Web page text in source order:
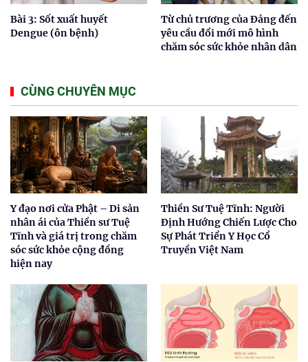
Bài 3: Sốt xuất huyết
Dengue (ôn bệnh)
Từ chủ trương của Đảng đến
yêu cầu đổi mới mô hình
chăm sóc sức khỏe nhân dân
CÙNG CHUYÊN MỤC
Y đạo nơi cửa Phật – Di sản
nhân ái của Thiền sư Tuệ
Tĩnh và giá trị trong chăm
sóc sức khỏe cộng đồng
hiện nay
Thiền Sư Tuệ Tĩnh: Người
Định Hướng Chiến Lược Cho
Sự Phát Triển Y Học Cổ
Truyền Việt Nam